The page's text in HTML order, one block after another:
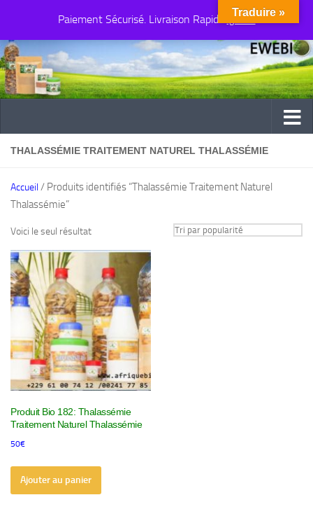
Paiement Sécurisé. Livraison Rapide Ignorer
Au dessous du contenu
THALASSÉMIE TRAITEMENT NATUREL THALASSÉMIE
Accueil / Produits identifiés “Thalassémie Traitement Naturel
Thalassémie”
Voici le seul résultat
Produit Bio 182: Thalassémie
Traitement Naturel Thalassémie
50€
Ajouter au panier
Traduire »